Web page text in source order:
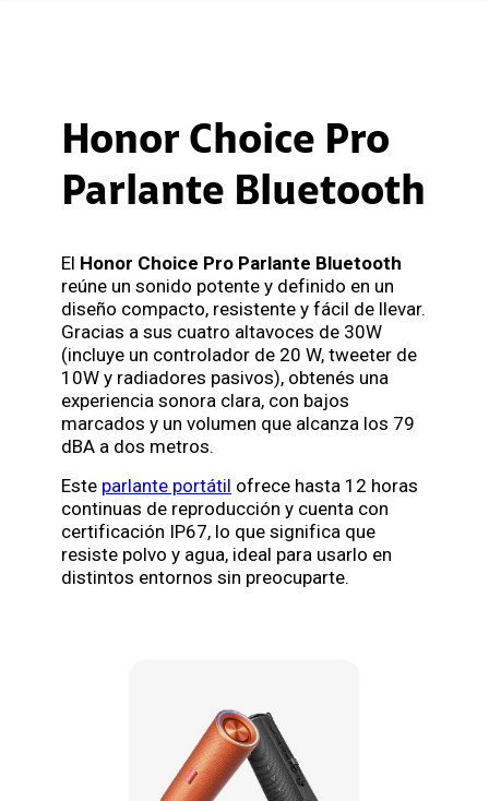
Honor Choice Pro
Parlante Bluetooth
El Honor Choice Pro Parlante Bluetooth
reúne un sonido potente y definido en un
diseño compacto, resistente y fácil de llevar.
Gracias a sus cuatro altavoces de 30W
(incluye un controlador de 20 W, tweeter de
10W y radiadores pasivos), obtenés una
experiencia sonora clara, con bajos
marcados y un volumen que alcanza los 79
dBA a dos metros.
Este parlante portátil ofrece hasta 12 horas
continuas de reproducción y cuenta con
certificación IP67, lo que significa que
resiste polvo y agua, ideal para usarlo en
distintos entornos sin preocuparte.